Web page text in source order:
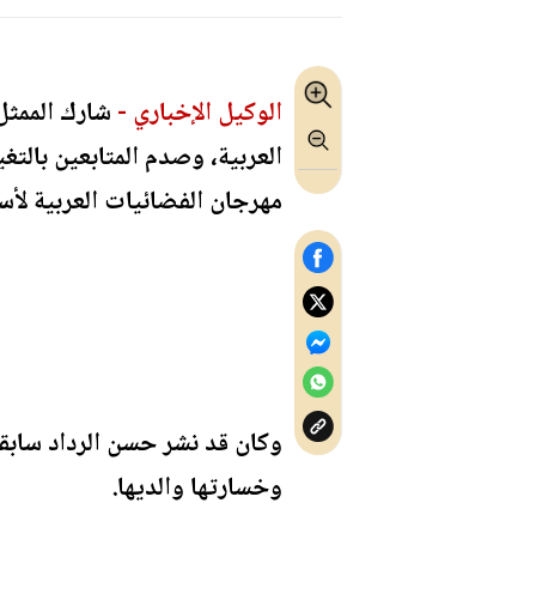
الوكيل الإخباري -شارك
العربية، وصدم المتابعين
مهرجان الفضائيات العربية
وكان قد نشر حسن الرداد
وخسارتها والديها.